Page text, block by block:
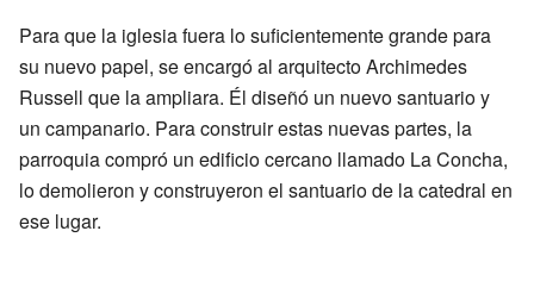
Para que la iglesia fuera lo suficientemente grande para
su nuevo papel, se encargó al arquitecto Archimedes
Russell que la ampliara. Él diseñó un nuevo santuario y
un campanario. Para construir estas nuevas partes, la
parroquia compró un edificio cercano llamado La Concha,
lo demolieron y construyeron el santuario de la catedral en
ese lugar.